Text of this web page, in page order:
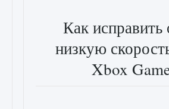
Как
низкую
Xbox